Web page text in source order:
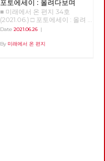
살고 있다. 우리가 사는 지금을
신생대 제4기 가운데 충적세라
고 부르는 것은 이렇게 충적 평
야가 생겨난 까닭이다. 한데 지
후 급상승하고 있다. 또 이산화
만들어졌다. 또한, 어떤 방역체
계가 잘 작동하는지 아닌 지를
판별할 수 있는 경험들도 쌓이기
시작했다. 그와 함께, 이 바이러
스의 창궐이 우리의 삶에 어떤
변화를 가져올까 하는 점에 대한
포토에세이 : 올려다보며
■ 미래에서 온 편지 34호
(2021.06.) □ 포토에세이 : 올려
다보며 <작성: 이용규>
Date 2021.06.26|
By 미래에서 온 편지